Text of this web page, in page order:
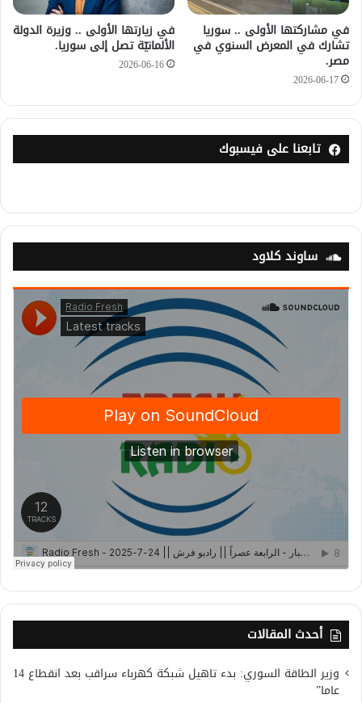
في مشاركتها الأولى .. سوريا
تشارك في المعرض السنوي في
مصر.
2026-06-17
في زيارتها الأولى .. وزيرة الدولة
الألمانيّة تصل إلى سوريا.
2026-06-16
تابعنا على فيسبوك
ساوند كلاود
أحدث المقالات
وزير الطاقة السوري: بدء تاهيل شبكة كهرباء سراقب بعد انقطاع 14
عاما”